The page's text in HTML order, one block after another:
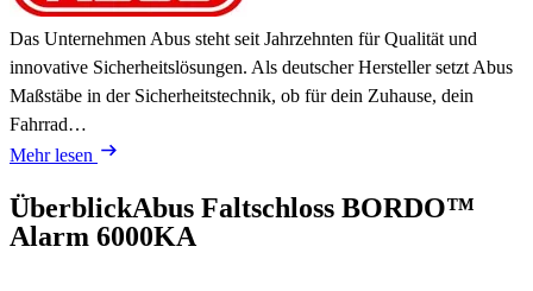
Das Unternehmen Abus steht seit Jahrzehnten für Qualität und
innovative Sicherheitslösungen. Als deutscher Hersteller setzt Abus
Maßstäbe in der Sicherheitstechnik, ob für dein Zuhause, dein
Fahrrad…
Mehr lesen
ÜberblickAbus Faltschloss BORDO™
Alarm 6000KA